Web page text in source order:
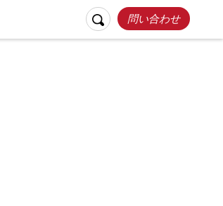
問い合わせ